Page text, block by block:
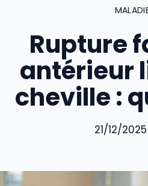
Rupture
antérieur
cheville :
21/12/